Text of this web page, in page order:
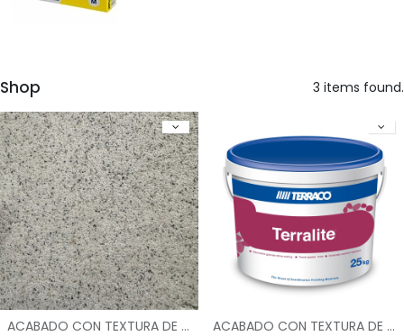
Shop 3 items found.
ACABADO CON TEXTURA DE MARMOL ACABADO CON TEXTURA DE MARMOL